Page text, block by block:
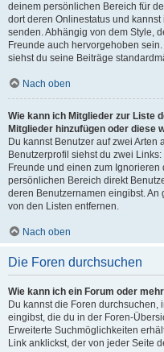
deinem persönlichen Bereich für
dort deren Onlinestatus und
senden. Abhängig von dem Style,
Freunde auch hervorgehoben
siehst du seine Beiträge
Nach oben
Wie kann ich Mitglieder zur Liste
Mitglieder hinzufügen oder diese
Du kannst Benutzer auf zwei Arten
Benutzerprofil siehst du zwei
Freunde und einen zum
persönlichen Bereich direkt
deren Benutzernamen eingibst.
von den Listen entfernen.
Nach oben
Die Foren durchsuchen
Wie kann ich ein Forum oder
Du kannst die Foren
eingibst, die du in der Foren-
Erweiterte Suchmöglichkeiten
Link anklickst, der von jeder Seite